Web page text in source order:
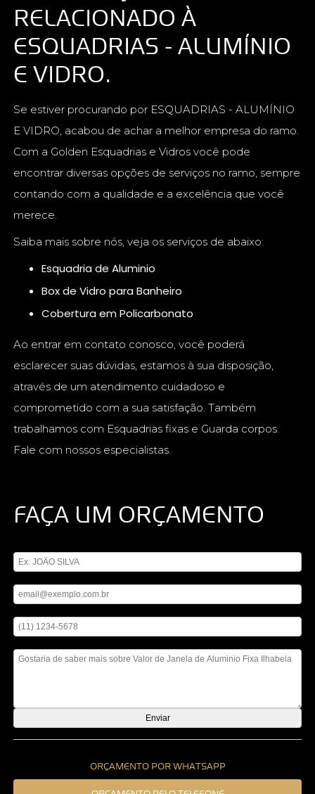
RELACIONADO À
ESQUADRIAS - ALUMÍNIO
E VIDRO.
Se estiver procurando por ESQUADRIAS - ALUMÍNIO
E VIDRO, acabou de achar a melhor empresa do ramo.
Com a Golden Esquadrias e Vidros você pode
encontrar diversas opções de serviços no ramo, sempre
contando com a qualidade e a excelência que você
merece.
Saiba mais sobre nós, veja os serviços de abaixo:
Esquadria de Aluminio
Box de Vidro para Banheiro
Cobertura em Policarbonato
Ao entrar em contato conosco, você poderá
esclarecer suas dúvidas, estamos à sua disposição,
através de um atendimento cuidadoso e
comprometido com a sua satisfação. Também
trabalhamos com Esquadrias fixas e Guarda corpos.
Fale com nossos especialistas.
FAÇA UM ORÇAMENTO
ORÇAMENTO POR WHATSAPP